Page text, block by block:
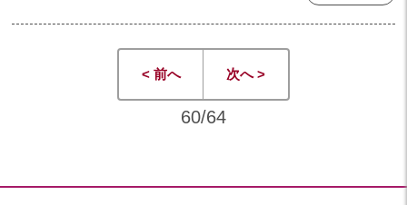
< 前へ 次へ >
60/64